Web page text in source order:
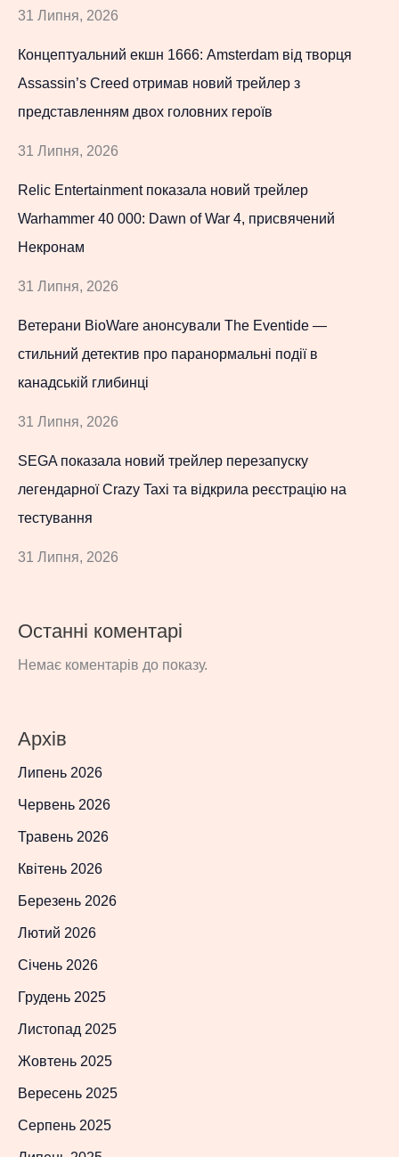
31 Липня, 2026
Концептуальний екшн 1666: Amsterdam від творця
Assassin’s Creed отримав новий трейлер з
представленням двох головних героїв
31 Липня, 2026
Relic Entertainment показала новий трейлер
Warhammer 40 000: Dawn of War 4, присвячений
Некронам
31 Липня, 2026
Ветерани BioWare анонсували The Eventide —
стильний детектив про паранормальні події в
канадській глибинці
31 Липня, 2026
SEGA показала новий трейлер перезапуску
легендарної Crazy Taxi та відкрила реєстрацію на
тестування
31 Липня, 2026
Останні коментарі
Немає коментарів до показу.
Архів
Липень 2026
Червень 2026
Травень 2026
Квітень 2026
Березень 2026
Лютий 2026
Січень 2026
Грудень 2025
Листопад 2025
Жовтень 2025
Вересень 2025
Серпень 2025